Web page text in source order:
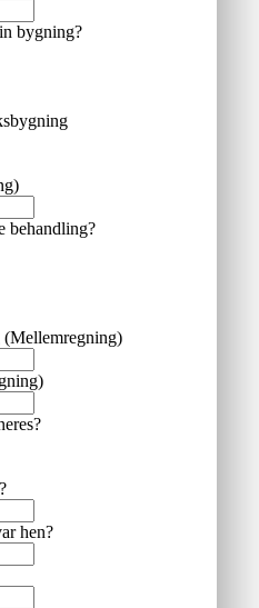
bygning?
behandling?
(Mellemregning)
hen?